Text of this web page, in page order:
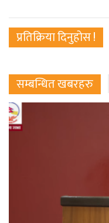
प्रतिक्रिया दिनुहोस !
सम्बन्धित खबरहरु